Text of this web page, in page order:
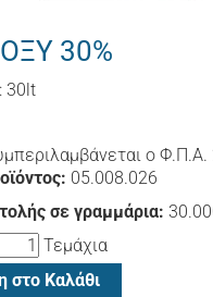
30%
30lt
ο Φ.Π.Α.
05.008.026
σε γραμμάρια:
Τεμάχια
στο Καλάθι